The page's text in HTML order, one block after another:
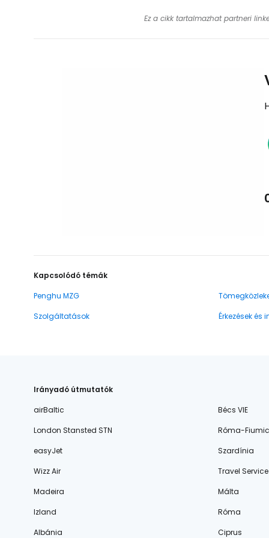
Ez a cikk tartalmazhat partneri
Kapcsolódó témák
Penghu MZG
Szolgáltatások
Érkezések és
Irányadó útmutatók
airBaltic
Bécs VIE
London Stansted STN
Róma-
easyJet
Szardínia
Wizz Air
Travel Service
Madeira
Málta
Izland
Róma
Albánia
Ciprus